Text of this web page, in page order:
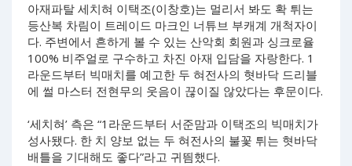
아재파탈 세치혀 이택조(이창호)는 멀리서 봐도 확 튀는
등산복 차림이 트레이드 마크인 너튜브 부캐계 개척자이
다. 주변에서 흔하게 볼 수 있는 산악회 회원과 싱크로율
100% 비주얼로 구수하고 차진 아재 입담을 자랑한다. 1
라운드부터 빅매치를 예고한 두 혀전사의 혓바닥 드리블
에 썰 마스터 전현무의 웃음이 끊이질 않았다는 후문이다.
‘세치혀’ 측은 “1라운드부터 서준맘과 이택조의 빅매치가
성사됐다. 한 치 양보 없는 두 혀전사의 불꽃 튀는 혓바닥
배틀을 기대해도 좋다”라고 귀띔했다.